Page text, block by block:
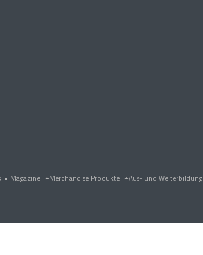
• Magazine Merchandise Produkte Aus- und Weiterbildung